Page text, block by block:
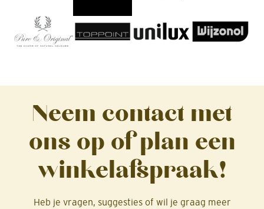
Neem contact met
ons op of plan een
winkelafspraak!
Heb je vragen, suggesties of wil je graag meer